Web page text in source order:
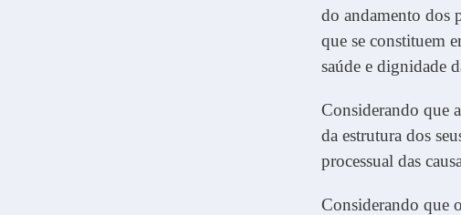
do andamento dos
que se constituem
saúde e dignidade
Considerando que
da estrutura dos
processual das
Considerando que